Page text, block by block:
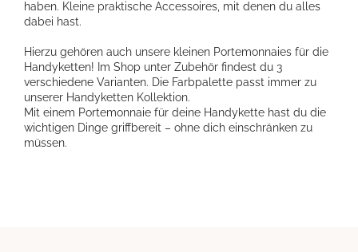
haben. Kleine praktische Accessoires, mit denen du alles
dabei hast.
Hierzu gehören auch unsere kleinen Portemonnaies für die
Handyketten! Im Shop unter Zubehör findest du 3
verschiedene Varianten. Die Farbpalette passt immer zu
unserer Handyketten Kollektion.
Mit einem Portemonnaie für deine Handykette hast du die
wichtigen Dinge griffbereit – ohne dich einschränken zu
müssen.